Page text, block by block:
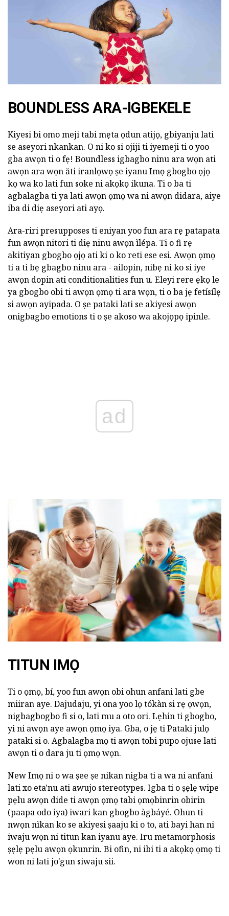
BOUNDLESS ARA-IGBEKELE
Kiyesi bi omo meji tabi mẹta ọdun atijọ, gbiyanju lati
se aseyori nkankan. O ni ko si ojiji ti iyemeji ti o yoo
gba awọn ti o fẹ! Boundless igbagbo ninu ara wọn ati
awọn ara wọn ăti iranlọwọ ṣe iyanu Imọ gbogbo ọjọ
kọ wa ko lati fun soke ni akọkọ ikuna. Ti o ba ti
agbalagba ti ya lati awọn ọmọ wa ni awọn didara, aiye
iba di diẹ aseyori ati ayọ.
Ara-riri presupposes ti eniyan yoo fun ara rẹ patapata
fun awọn nitori ti diẹ ninu awọn ìlépa. Ti o fi rẹ
akitiyan gbogbo ọjọ ati ki o ko reti ese esi. Awọn ọmọ
ti a ti bẹ gbagbo ninu ara - ailopin, nibẹ ni ko si iye
awọn dopin ati conditionalities fun u. Eleyi rere ẹkọ le
ya gbogbo obi ti awọn ọmọ ti ara wọn, ti o ba jẹ fetísílẹ
si awọn ayipada. O ṣe pataki lati se akiyesi awọn
onigbagbo emotions ti o ṣe akoso wa akojọpọ ipinle.
ad
TITUN IMỌ
Ti o ọmọ, bí, yoo fun awọn obi ohun anfani lati gbe
miiran aye. Dajudaju, yi ona yoo lọ tókàn si rẹ ọwọn,
nigbagbogbo fi si o, lati mu a oto ori. Lẹhin ti gbogbo,
yi ni awọn aye awọn ọmọ iya. Gba, o jẹ ti Pataki julọ
pataki si o. Agbalagba mọ ti awọn tobi pupo ojuse lati
awọn ti o dara ju ti ọmọ wọn.
New Imọ ni o wa ṣee ṣe nikan nigba ti a wa ni anfani
lati xo eta'nu ati awujo stereotypes. Igba ti o ṣẹlẹ wipe
pẹlu awọn dide ti awọn ọmọ tabi ọmọbinrin obirin
(paapa odo iya) iwari kan gbogbo àgbáyé. Ohun ti
nwọn nìkan ko se akiyesi ṣaaju ki o to, ati bayi han ni
iwaju wọn ni titun kan iyanu aye. Iru metamorphosis
ṣẹlẹ pẹlu awọn ọkunrin. Bi ofin, ni ibi ti a akọkọ ọmọ ti
won ni lati jo'gun siwaju sii.